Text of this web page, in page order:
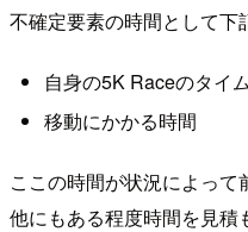
不確定要素の時間として下
自身の5K Raceのタイ
移動にかかる時間
ここの時間が状況によって
他にもある程度時間を見積